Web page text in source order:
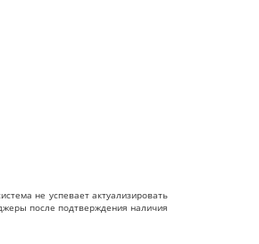
не успевает актуализировать
после подтверждения наличия